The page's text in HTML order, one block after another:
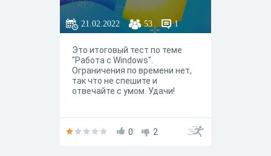
21.02.2022 53 1
Это итоговый тест по теме
"Работа с Windows".
Ограничения по времени нет,
так что не спешите и
отвечайте с умом. Удачи!
0 2